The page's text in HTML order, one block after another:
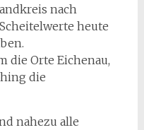
nach
heute
die Orte Eichenau,
die
nahezu alle